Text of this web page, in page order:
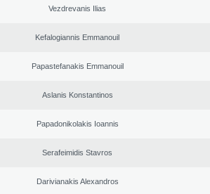
Vezdrevanis Ilias
Kefalogiannis Emmanouil
Papastefanakis Emmanouil
Aslanis Konstantinos
Papadonikolakis Ioannis
Serafeimidis Stavros
Darivianakis Alexandros